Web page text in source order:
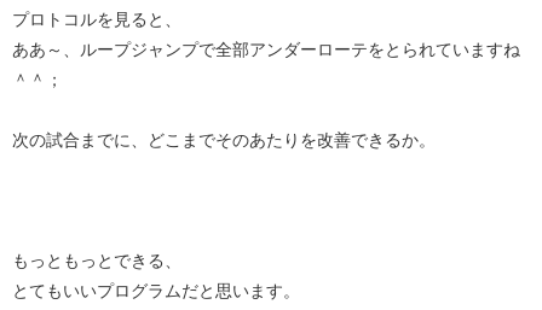
プロトコルを見ると、
ああ～、ループジャンプで全部アンダーローテをとられていますね
＾＾；
次の試合までに、どこまでそのあたりを改善できるか。
もっともっとできる、
とてもいいプログラムだと思います。